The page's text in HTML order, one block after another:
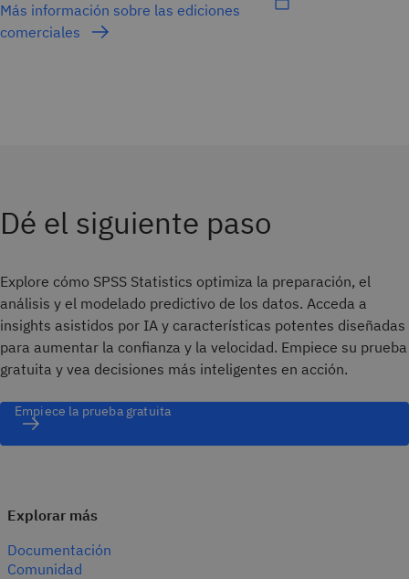
Más información sobre las ediciones
comerciales
Dé el siguiente paso
Explore cómo SPSS Statistics optimiza la preparación, el
análisis y el modelado predictivo de los datos. Acceda a
insights asistidos por IA y características potentes diseñadas
para aumentar la confianza y la velocidad. Empiece su prueba
gratuita y vea decisiones más inteligentes en acción.
Empiece la prueba gratuita
Explorar más
Documentación
Comunidad